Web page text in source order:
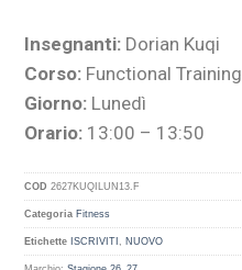
Insegnanti: Dorian Kuqi
Corso: Functional Training
Giorno: Lunedì
Orario: 13:00 – 13:50
COD2627KUQILUN13.F
Categoria Fitness
Etichette ISCRIVITI, NUOVO